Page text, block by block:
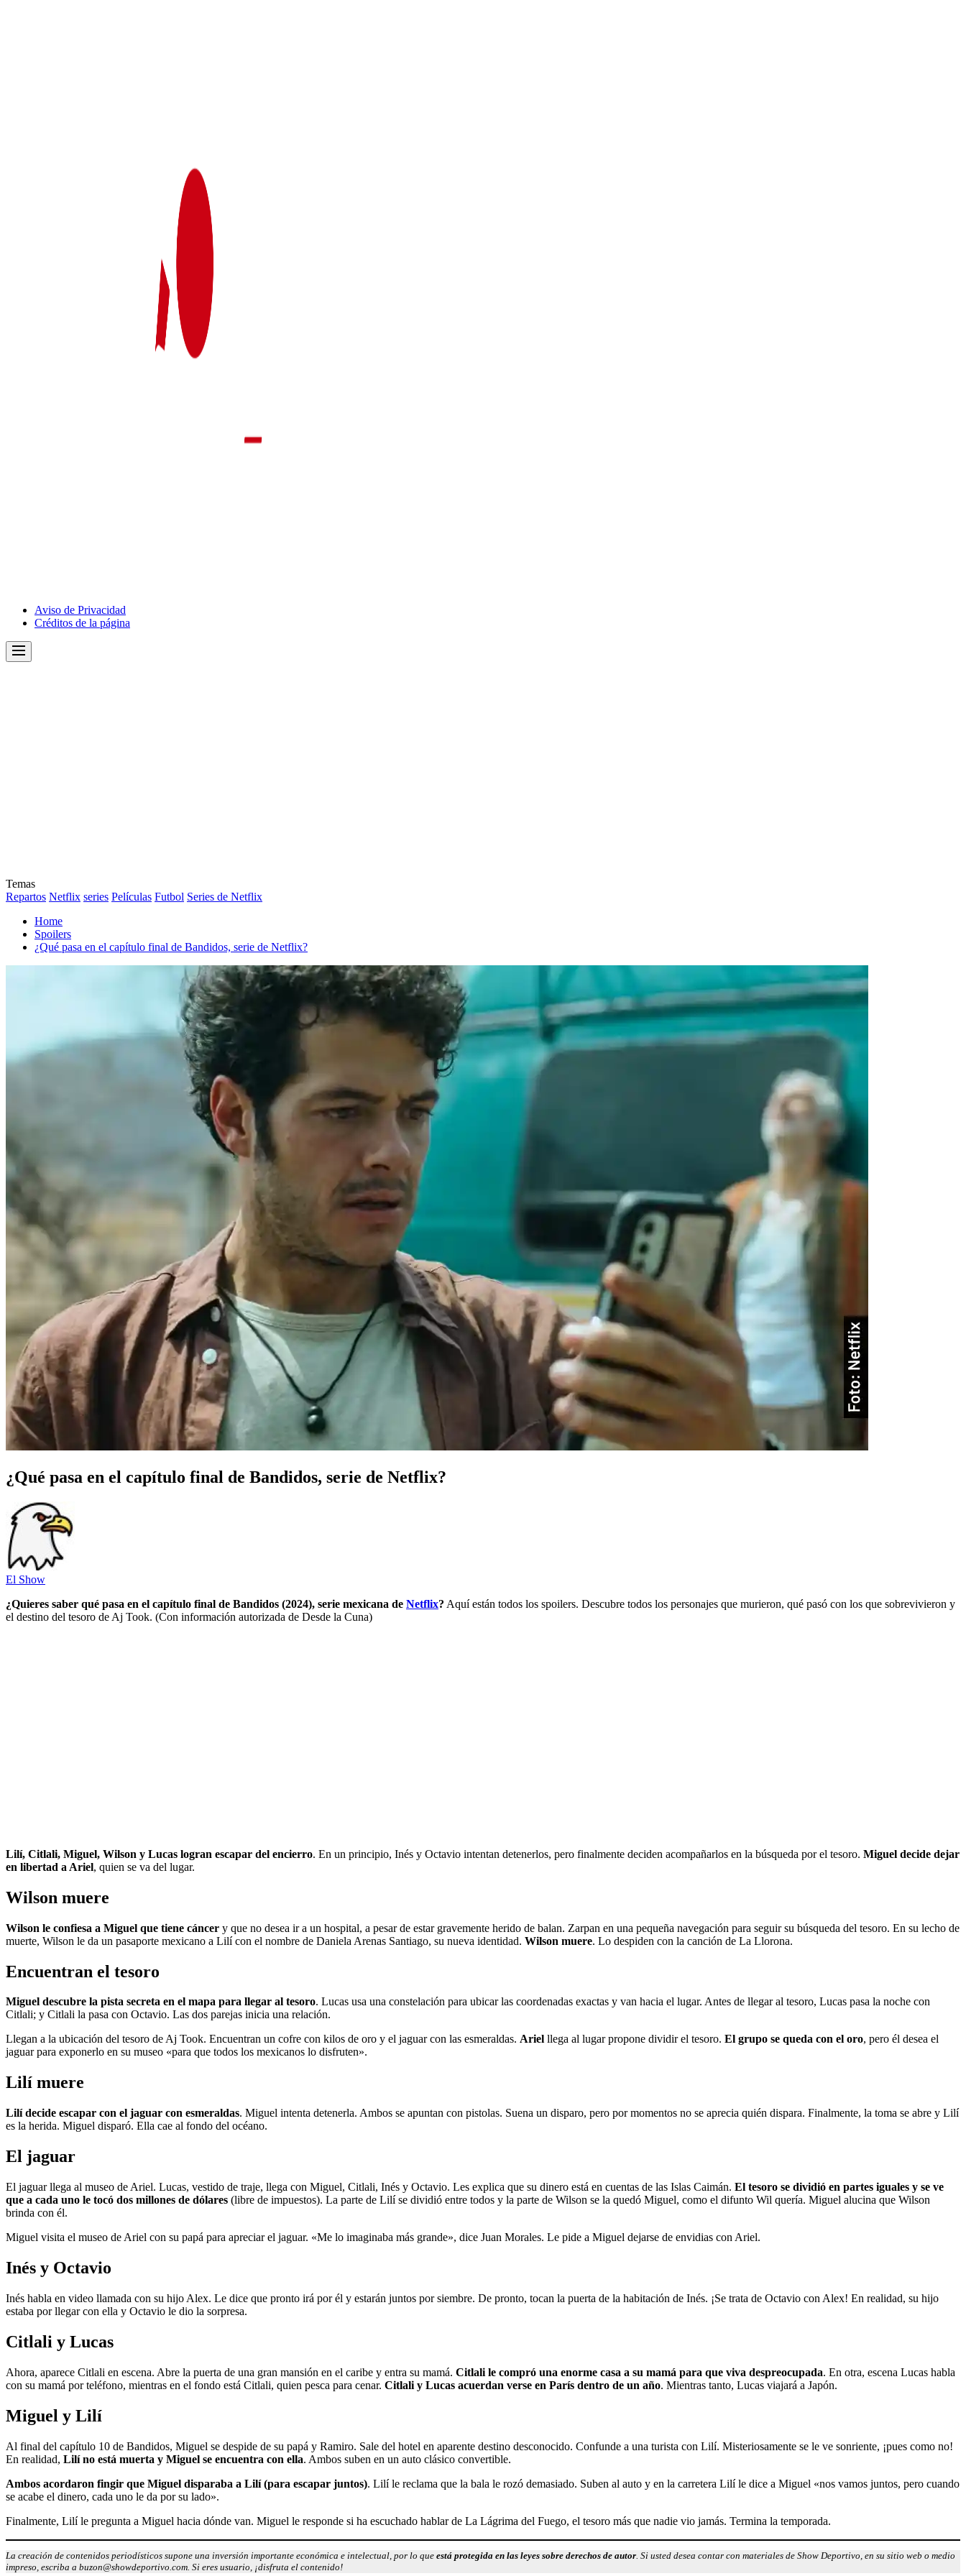
Aviso de Privacidad
Créditos de la página
Menu
Temas
Repartos Netflix series Películas Futbol Series de Netflix
Home
Spoilers
¿Qué pasa en el capítulo final de Bandidos, serie de Netflix?
¿Qué pasa en el capítulo final de Bandidos, serie de Netflix?
El Show
¿Quieres saber qué pasa en el capítulo final de Bandidos (2024), serie mexicana de Netflix? Aquí están todos los spoilers. Descubre todos los personajes que murieron, qué pasó con los que sobrevivieron y
el destino del tesoro de Aj Took. (Con información autorizada de Desde la Cuna)
Lilí, Citlali, Miguel, Wilson y Lucas logran escapar del encierro. En un principio, Inés y Octavio intentan detenerlos, pero finalmente deciden acompañarlos en la búsqueda por el tesoro. Miguel decide dejar
en libertad a Ariel, quien se va del lugar.
Wilson muere
Wilson le confiesa a Miguel que tiene cáncer y que no desea ir a un hospital, a pesar de estar gravemente herido de balan. Zarpan en una pequeña navegación para seguir su búsqueda del tesoro. En su lecho de
muerte, Wilson le da un pasaporte mexicano a Lilí con el nombre de Daniela Arenas Santiago, su nueva identidad. Wilson muere. Lo despiden con la canción de La Llorona.
Encuentran el tesoro
Miguel descubre la pista secreta en el mapa para llegar al tesoro. Lucas usa una constelación para ubicar las coordenadas exactas y van hacia el lugar. Antes de llegar al tesoro, Lucas pasa la noche con
Citlali; y Citlali la pasa con Octavio. Las dos parejas inicia una relación.
Llegan a la ubicación del tesoro de Aj Took. Encuentran un cofre con kilos de oro y el jaguar con las esmeraldas. Ariel llega al lugar propone dividir el tesoro. El grupo se queda con el oro, pero él desea el
jaguar para exponerlo en su museo «para que todos los mexicanos lo disfruten».
Lilí muere
Lilí decide escapar con el jaguar con esmeraldas. Miguel intenta detenerla. Ambos se apuntan con pistolas. Suena un disparo, pero por momentos no se aprecia quién dispara. Finalmente, la toma se abre y Lilí
es la herida. Miguel disparó. Ella cae al fondo del océano.
El jaguar
El jaguar llega al museo de Ariel. Lucas, vestido de traje, llega con Miguel, Citlali, Inés y Octavio. Les explica que su dinero está en cuentas de las Islas Caimán. El tesoro se dividió en partes iguales y se ve
que a cada uno le tocó dos millones de dólares (libre de impuestos). La parte de Lilí se dividió entre todos y la parte de Wilson se la quedó Miguel, como el difunto Wil quería. Miguel alucina que Wilson
brinda con él.
Miguel visita el museo de Ariel con su papá para apreciar el jaguar. «Me lo imaginaba más grande», dice Juan Morales. Le pide a Miguel dejarse de envidias con Ariel.
Inés y Octavio
Inés habla en video llamada con su hijo Alex. Le dice que pronto irá por él y estarán juntos por siembre. De pronto, tocan la puerta de la habitación de Inés. ¡Se trata de Octavio con Alex! En realidad, su hijo
estaba por llegar con ella y Octavio le dio la sorpresa.
Citlali y Lucas
Ahora, aparece Citlali en escena. Abre la puerta de una gran mansión en el caribe y entra su mamá. Citlali le compró una enorme casa a su mamá para que viva despreocupada. En otra, escena Lucas habla
con su mamá por teléfono, mientras en el fondo está Citlali, quien pesca para cenar. Citlali y Lucas acuerdan verse en París dentro de un año. Mientras tanto, Lucas viajará a Japón.
Miguel y Lilí
Al final del capítulo 10 de Bandidos, Miguel se despide de su papá y Ramiro. Sale del hotel en aparente destino desconocido. Confunde a una turista con Lilí. Misteriosamente se le ve sonriente, ¡pues como no!
En realidad, Lilí no está muerta y Miguel se encuentra con ella. Ambos suben en un auto clásico convertible.
Ambos acordaron fingir que Miguel disparaba a Lilí (para escapar juntos). Lilí le reclama que la bala le rozó demasiado. Suben al auto y en la carretera Lilí le dice a Miguel «nos vamos juntos, pero cuando
se acabe el dinero, cada uno le da por su lado».
Finalmente, Lilí le pregunta a Miguel hacia dónde van. Miguel le responde si ha escuchado hablar de La Lágrima del Fuego, el tesoro más que nadie vio jamás. Termina la temporada.
La creación de contenidos periodísticos supone una inversión importante económica e intelectual, por lo que está protegida en las leyes sobre derechos de autor . Si usted desea contar con materiales de Show Deportivo, en su sitio web o medio
impreso, escriba a buzon@showdeportivo.com. Si eres usuario, ¡disfruta el contenido!